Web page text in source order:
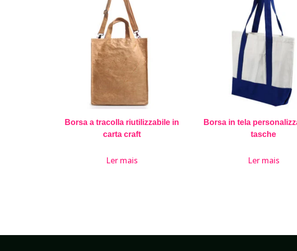
Borsa a tracolla riutilizzabile in
carta craft
Ler mais
Borsa in tela
tasche
Ler mais